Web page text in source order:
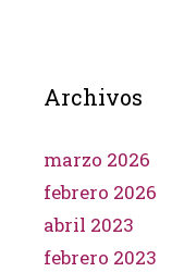
Archivos
marzo 2026
febrero 2026
abril 2023
febrero 2023